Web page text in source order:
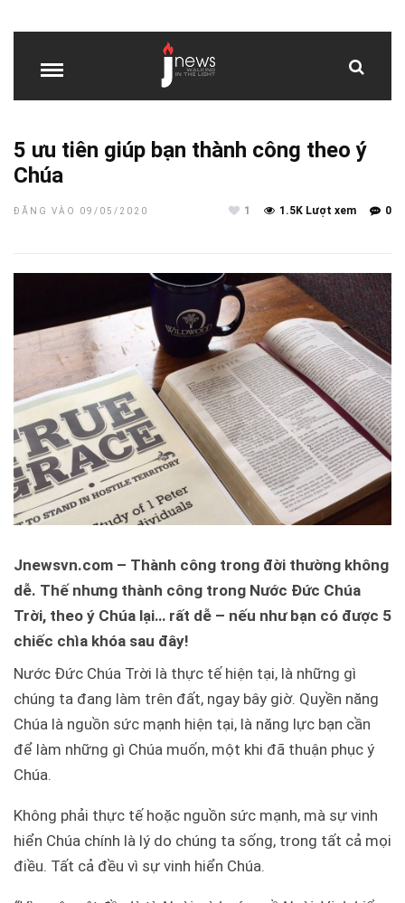
5 ưu tiên giúp bạn thành công theo ý
Chúa
ĐĂNG VÀO 09/05/2020 0
1.5K Lượt xem
1
Jnewsvn.com – Thành công trong đời thường không
dễ. Thế nhưng thành công trong Nước Đức Chúa
Trời, theo ý Chúa lại… rất dễ – nếu như bạn có được 5
chiếc chìa khóa sau đây!
Nước Đức Chúa Trời là thực tế hiện tại, là những gì
chúng ta đang làm trên đất, ngay bây giờ. Quyền năng
Chúa là nguồn sức mạnh hiện tại, là năng lực bạn cần
để làm những gì Chúa muốn, một khi đã thuận phục ý
Chúa.
Không phải thực tế hoặc nguồn sức mạnh, mà sự vinh
hiển Chúa chính là lý do chúng ta sống, trong tất cả mọi
điều. Tất cả đều vì sự vinh hiển Chúa.